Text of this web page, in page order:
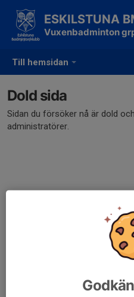
Till hemsidan
ESKILSTUNA
Dold sida
Sidan du försöker nå är dold
administratörer.